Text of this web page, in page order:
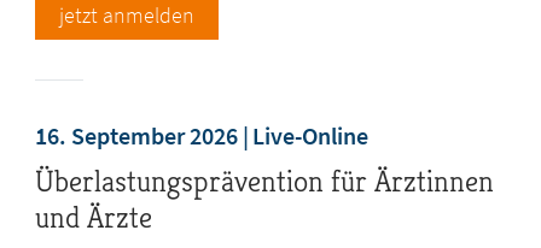
jetzt anmelden
16. September 2026 Live-Online
Überlastungsprävention für Ärztinnen
und Ärzte